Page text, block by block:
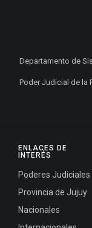
ENLACES DE
INTERÉS
Poderes Judiciales
Provincia de Jujuy
Nacionales
Departamento de
Poder Judicial de la